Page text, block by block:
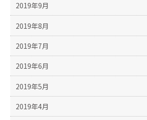
2019年9月
2019年8月
2019年7月
2019年6月
2019年5月
2019年4月